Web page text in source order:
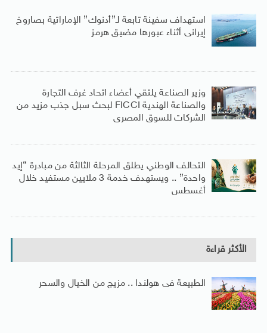
استهداف سفينة تابعة لـ”أدنوك” الإماراتية بصاروخ
إيرانى أثناء عبورها مضيق هرمز
وزير الصناعة يلتقي أعضاء اتحاد غرف التجارة
والصناعة الهندية FICCI لبحث سبل جذب مزيد من
الشركات للسوق المصرى
التحالف الوطني يطلق المرحلة الثالثة من مبادرة “إيد
واحدة” .. ويستهدف خدمة 3 ملايين مستفيد خلال
أغسطس
الأكثر قراءة
الطبيعة فى هولندا .. مزيج من الخيال والسحر